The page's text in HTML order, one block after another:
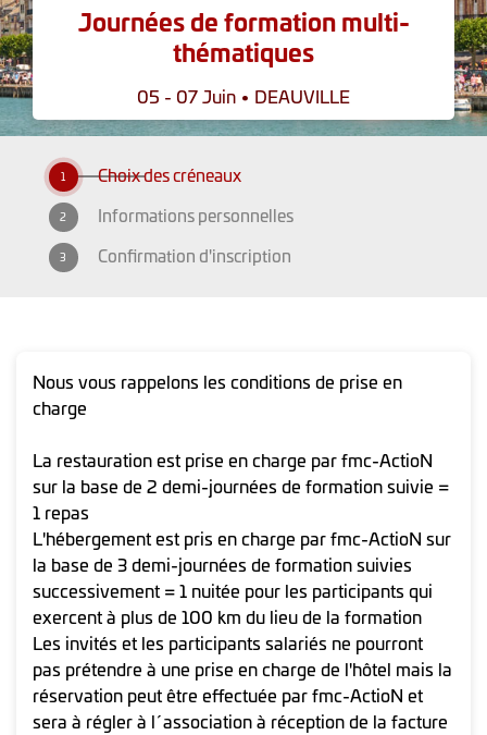
Journées de formation multi-
thématiques
05 - 07 Juin • DEAUVILLE
1
2
3
Nous vous rappelons les conditions de prise en
charge
La restauration est prise en charge par fmc-ActioN
sur la base de 2 demi-journées de formation suivie =
1 repas
L'hébergement est pris en charge par fmc-ActioN sur
la base de 3 demi-journées de formation suivies
successivement = 1 nuitée pour les participants qui
exercent à plus de 100 km du lieu de la formation
Les invités et les participants salariés ne pourront
pas prétendre à une prise en charge de l'hôtel mais la
réservation peut être effectuée par fmc-ActioN et
sera à régler à l´association à réception de la facture